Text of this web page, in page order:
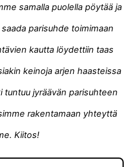
samalla puolella pöytää ja
parisuhde toimimaan
kautta löydettiin taas
keinoja arjen haasteissa
tuntuu jyräävän parisuhteen
rakentamaan yhteyttä
Kiitos!